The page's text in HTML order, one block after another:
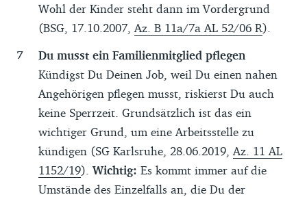
Wohl der Kinder steht dann im Vordergrund
(BSG, 17.10.2007, Az. B 11a/7a AL 52/06 R).
Du musst ein Familienmitglied pflegen
Kündigst Du Deinen Job, weil Du einen nahen
Angehörigen pflegen musst, riskierst Du auch
keine Sperrzeit. Grundsätzlich ist das ein
wichtiger Grund, um eine Arbeitsstelle zu
kündigen (SG Karlsruhe, 28.06.2019, Az. 11 AL
1152/19). Wichtig: Es kommt immer auf die
Umstände des Einzelfalls an, die Du der